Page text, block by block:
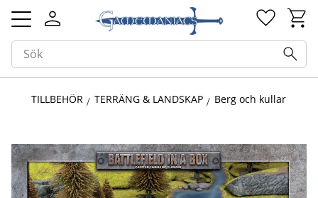
Meny
TILLBEHÖR TERRÄNG & LANDSKAP Berg och kullar